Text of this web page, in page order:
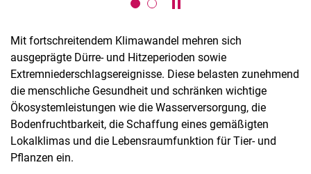
Karussell anhalten /
Mit fortschreitendem Klimawandel mehren sich
ausgeprägte Dürre- und Hitzeperioden sowie
Extremniederschlagsereignisse. Diese belasten zunehmend
die menschliche Gesundheit und schränken wichtige
Ökosystemleistungen wie die Wasserversorgung, die
Bodenfruchtbarkeit, die Schaffung eines gemäßigten
Lokalklimas und die Lebensraumfunktion für Tier- und
Pflanzen ein.